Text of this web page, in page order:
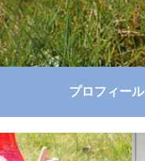
プロフィール